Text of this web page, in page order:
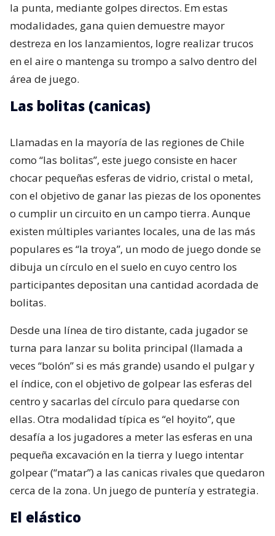
la punta, mediante golpes directos. Em estas
modalidades, gana quien demuestre mayor
destreza en los lanzamientos, logre realizar trucos
en el aire o mantenga su trompo a salvo dentro del
área de juego.
Las bolitas (canicas)
Llamadas en la mayoría de las regiones de Chile
como “las bolitas”, este juego consiste en hacer
chocar pequeñas esferas de vidrio, cristal o metal,
con el objetivo de ganar las piezas de los oponentes
o cumplir un circuito en un campo tierra. Aunque
existen múltiples variantes locales, una de las más
populares es “la troya”, un modo de juego donde se
dibuja un círculo en el suelo en cuyo centro los
participantes depositan una cantidad acordada de
bolitas.
Desde una línea de tiro distante, cada jugador se
turna para lanzar su bolita principal (llamada a
veces “bolón” si es más grande) usando el pulgar y
el índice, con el objetivo de golpear las esferas del
centro y sacarlas del círculo para quedarse con
ellas. Otra modalidad típica es “el hoyito”, que
desafía a los jugadores a meter las esferas en una
pequeña excavación en la tierra y luego intentar
golpear (“matar”) a las canicas rivales que quedaron
cerca de la zona. Un juego de puntería y estrategia.
El elástico